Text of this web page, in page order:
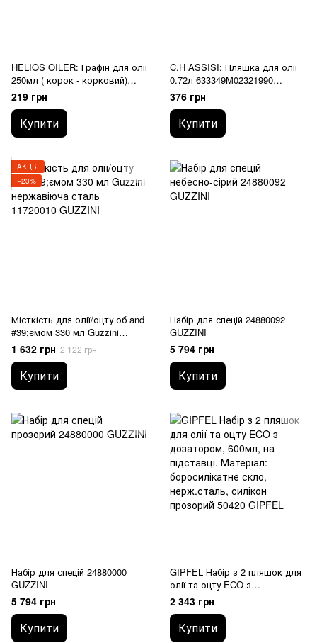
HELIOS OILER: Графін для олії
250мл ( корок - корковий)
626790M04321990 BORMIOLI
ROCCO
219 грн
Купити
C.H ASSISI: Пляшка для олії
0.72л 633349M02321990
BORMIOLI ROCCO
376 грн
Купити
АКЦІЯ
−23%
Місткість для олії/оцту об and
#39;ємом 330 мл Guzzini
11720010 GUZZINI
1 632 грн 2 122 грн
Купити
Набір для спецій 24880092
GUZZINI
5 794 грн
Купити
Набір для спецій 24880000
GUZZINI
5 794 грн
Купити
GIPFEL Набір з 2 пляшок для
олії та оцту ECO з
дозатором, 600мл, на
підставці. Матеріал:
боросилікатне скло,
нерж.сталь, силікон 50420
2 343 грн
Купити